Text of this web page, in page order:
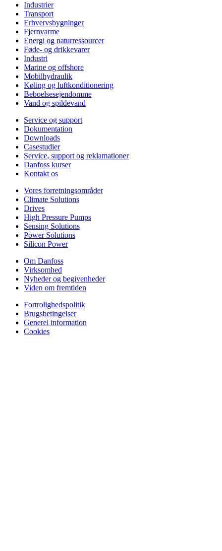
Industrier
Transport
Erhvervsbygninger
Fjernvarme
Energi og naturressourcer
Føde- og drikkevarer
Industri
Marine og offshore
Mobilhydraulik
Køling og luftkonditionering
Beboelsesejendomme
Vand og spildevand
Service og support
Dokumentation
Downloads
Casestudier
Service, support og reklamationer
Danfoss kurser
Kontakt os
Vores forretningsområder
Climate Solutions
Drives
High Pressure Pumps
Sensing Solutions
Power Solutions
Silicon Power
Om Danfoss
Virksomhed
Nyheder og begivenheder
Viden om fremtiden
Fortrolighedspolitik
Brugsbetingelser
Generel information
Cookies